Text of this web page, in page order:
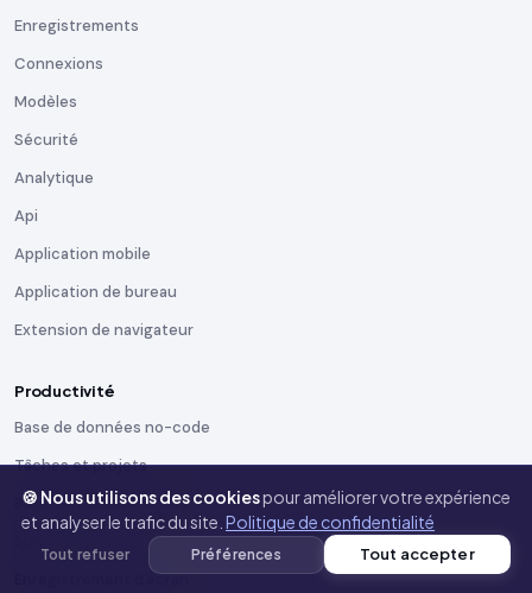
Enregistrements
Connexions
Modèles
Sécurité
Analytique
Api
Application mobile
Application de bureau
Extension de navigateur
Productivité
Base de données no-code
Tâches et projets
Base de connaissances
Enregistrement d'écran
🍪 Nous utilisons des cookiespour améliorer votre expérience
et analyser le trafic du site. Politique de confidentialité
Tout refuser Préférences Tout accepter